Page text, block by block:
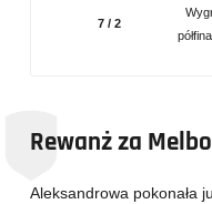
7 / 2
Rewanż za
Aleksandrowa pokonała